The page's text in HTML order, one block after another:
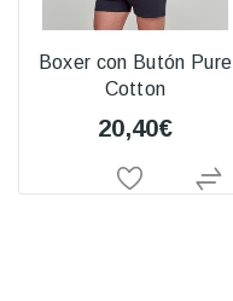
Boxer con Butón Pure
Cotton
20,40€